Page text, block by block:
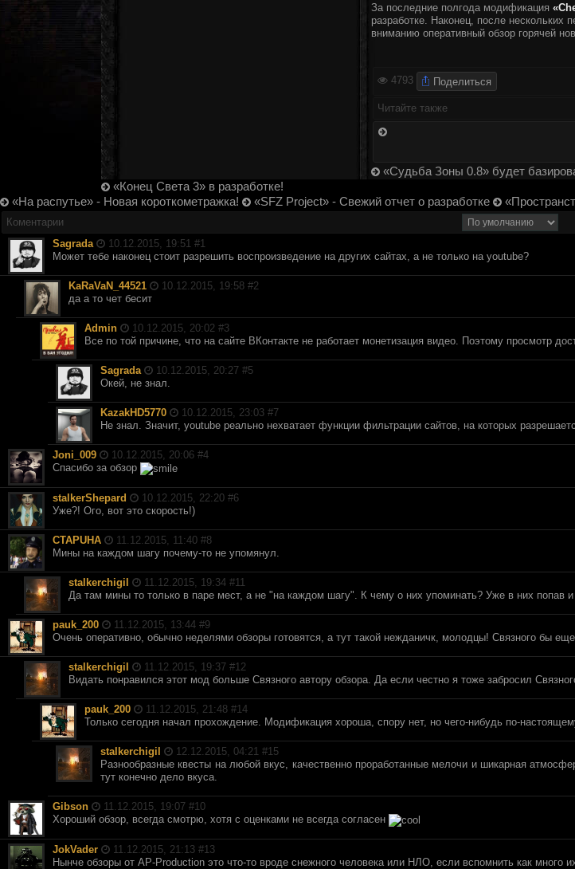
За последние полгода модификация
разработке. Наконец, после
вниманию оперативный обзор горячей
4793
Поделиться
Читайте также
«Судьба Зоны 0.8» будет
«Конец Света 3» в разработке!
«На распутье» - Новая короткометражка!
«SFZ Project» - Свежий отчет о разработке
Коментарии
Sagrada
10.12.2015, 19:51 #1
Может тебе наконец стоит разрешить воспроизведение на других сайтах, а не только на youtube?
KaRaVaN_44521 10.12.2015, 19:58 #2
да а то чет бесит
Аdmin 10.12.2015, 20:02 #3
Все по той причине, что на сайте ВКонтакте не работает монетизация видео. Поэтому просмотр
Sagrada 10.12.2015, 20:27 #5
Окей, не знал.
KazakHD5770 10.12.2015, 23:03 #7
Не знал. Значит, youtube реально нехватает функции фильтрации сайтов, на которых
Joni_009 10.12.2015, 20:06 #4
Спасибо за обзор
stalkerShepard 10.12.2015, 22:20 #6
Уже?! Ого, вот это скорость!)
CTAPUHA 11.12.2015, 11:40 #8
Мины на каждом шагу почему-то не упомянул.
stalkerchigil 11.12.2015, 19:34 #11
Да там мины то только в паре мест, а не "на каждом шагу". К чему о них упоминать? Уже в них попав
pauk_200 11.12.2015, 13:44 #9
Очень оперативно, обычно неделями обзоры готовятся, а тут такой нежданичк, молодцы! Связного бы
stalkerchigil 11.12.2015, 19:37 #12
Видать понравился этот мод больше Связного автору обзора. Да если честно я тоже забросил
pauk_200 11.12.2015, 21:48 #14
Только сегодня начал прохождение. Модификация хороша, спору нет, но чего-нибудь по-
stalkerchigil 12.12.2015, 04:21 #15
Разнообразные квесты на любой вкус, качественно проработанные мелочи и шикарная
тут конечно дело вкуса.
Gibson 11.12.2015, 19:07 #10
Хороший обзор, всегда смотрю, хотя с оценками не всегда согласен
JokVader 11.12.2015, 21:13 #13
Нынче обзоры от AP-Production это что-то вроде снежного человека или НЛО, если вспомнить как много